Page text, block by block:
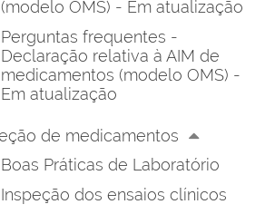
(modelo OMS) - Em atualização
Perguntas frequentes -
Declaração relativa à AIM de
medicamentos (modelo OMS) -
Em atualização
de medicamentos
Boas Práticas de Laboratório
Inspeção dos ensaios clínicos